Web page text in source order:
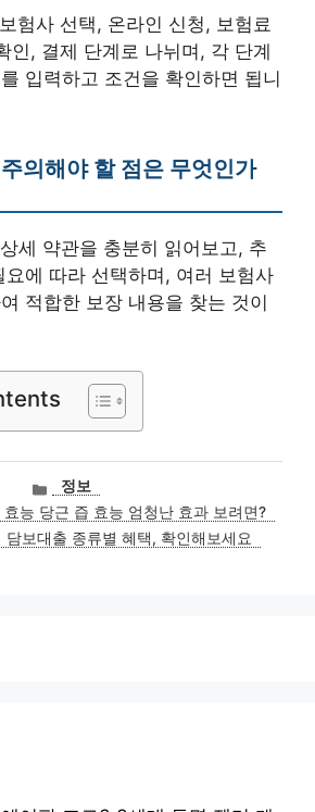
험사 선택, 온라인 신청, 보험료
인, 결제 단계로 나뉘며, 각 단계
입력하고 조건을 확인하면 됩니
의해야 할 점은 무엇인가
세 약관을 충분히 읽어보고, 추
요에 따라 선택하며, 여러 보험사
적합한 보장 내용을 찾는 것이
카
테
고
리
정보
능 당근 즙 효능 엄청난 효과 보려면?
담보대출 종류별 혜택, 확인해보세요